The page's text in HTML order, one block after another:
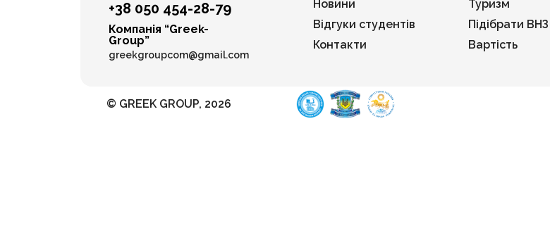
+38 050 454-28-79
Компанія “Greek-
Group”
greekgroupcom@gmail.com
Новини
Відгуки студентів
Контакти
Туризм
Підібрати ВНЗ
Вартість
© GREEK GROUP, 2026